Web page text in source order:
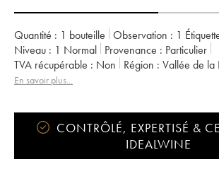
Quantité : 1 bouteille Observation : 1
Niveau : 1 Normal Provenance : particulier
TVA récupérable :
non Région :
Vallée de la
Appellation :
En savoir plus...
CONTRÔLÉ, EXPERTISÉ &
IDEALWINE